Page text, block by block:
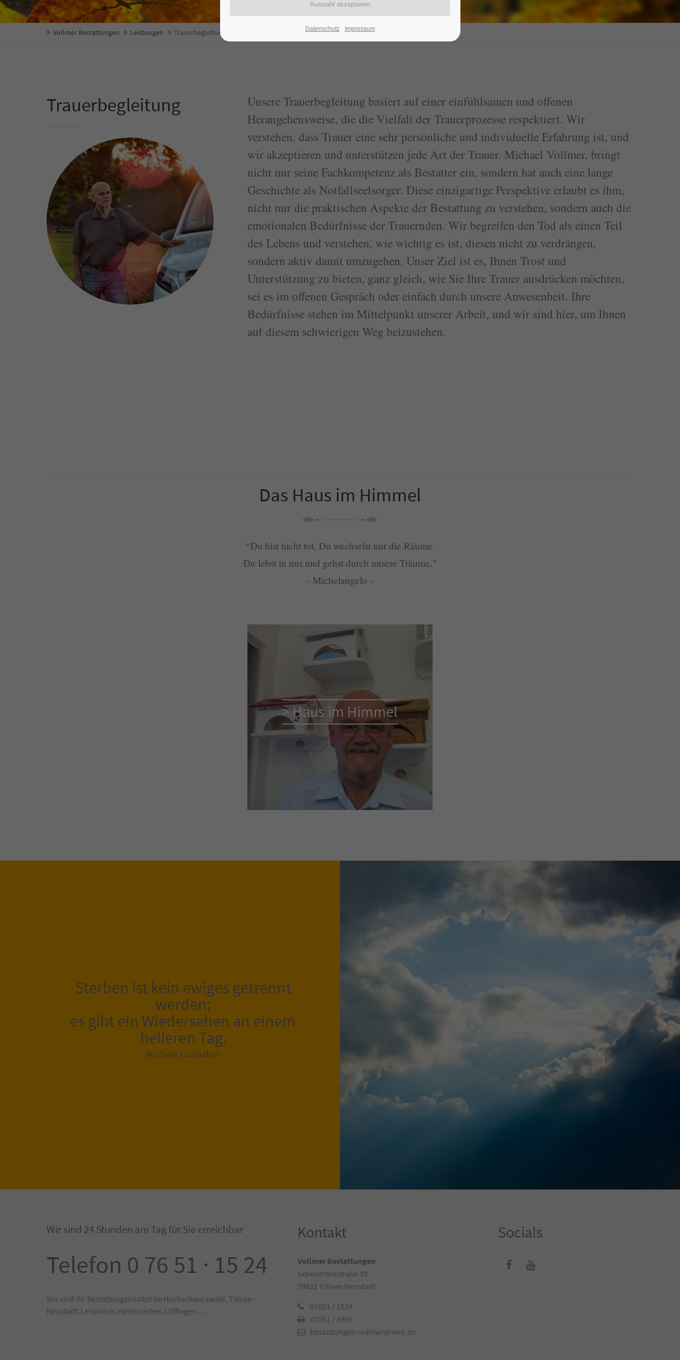
Vollmer Bestattungen Leistungen Trauerbegleitung
Trauerbegleitung
Unsere Trauerbegleitung basiert auf einer einfühlsamen und offenen
Herangehensweise, die die Vielfalt der Trauerprozesse respektiert. Wir
verstehen, dass Trauer eine sehr persönliche und individuelle Erfahrung ist, und
wir akzeptieren und unterstützen jede Art der Trauer. Michael Vollmer, bringt
nicht nur seine Fachkompetenz als Bestatter ein, sondern hat auch eine lange
Geschichte als Notfallseelsorger. Diese einzigartige Perspektive erlaubt es ihm,
nicht nur die praktischen Aspekte der Bestattung zu verstehen, sondern auch die
emotionalen Bedürfnisse der Trauernden. Wir begreifen den Tod als einen Teil
des Lebens und verstehen, wie wichtig es ist, diesen nicht zu verdrängen,
sondern aktiv damit umzugehen. Unser Ziel ist es, Ihnen Trost und
Unterstützung zu bieten, ganz gleich, wie Sie Ihre Trauer ausdrücken möchten,
sei es im offenen Gespräch oder einfach durch unsere Anwesenheit. Ihre
Bedürfnisse stehen im Mittelpunkt unserer Arbeit, und wir sind hier, um Ihnen
auf diesem schwierigen Weg beizustehen.
Das Haus im Himmel
“Du bist nicht tot, Du wechselst nur die Räume.
Du lebst in uns und gehst durch unsere Träume."
- Michelangelo -
> Haus im Himmel
Sterben ist kein ewiges getrennt
werden;
es gibt ein Wiedersehen an einem
helleren Tag.
- Michael Faulhaber -
Wir sind 24 Stunden am Tag für Sie erreichbar
Telefon 0 76 51 · 15 24
Wir sind Ihr Bestattungsinstitut im Hochschwarzwald, Titisee-
Neustadt, Lenzkirch, Hinterzarten, Löffingen …
Kontakt
Vollmer Bestattungen
Scheuerlenstraße 19
79822 Titisee-Neustadt
07651 / 1524
07651 / 3999
bestattungen-vollmer@web.de
Socials
Datenschutz Impressum